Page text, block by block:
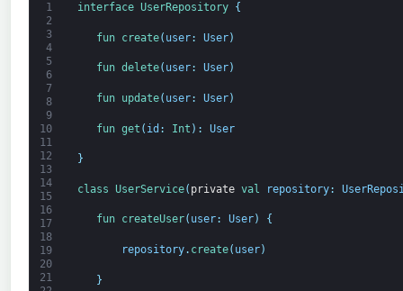
1
2
3
4
5
6
7
8
9
10
11
12
13
14
15
16
17
18
19
20
21
interface UserRepository {
fun create( user: User)
fun delete( user: User)
fun update( user: User)
fun get ( id : Int ) : User
}
class UserService( private val repository:
fun createUser( user: User) {
repository. create( user)
}